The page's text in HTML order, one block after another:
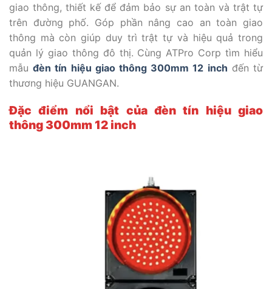
giao thông, thiết kế để đảm bảo sự an toàn và trật tự
trên đường phố. Góp phần nâng cao an toàn giao
thông mà còn giúp duy trì trật tự và hiệu quả trong
quản lý giao thông đô thị. Cùng ATPro Corp tìm hiểu
mẫuđèn tín hiệu giao thông 300mm 12 inch đến từ
thương hiệu GUANGAN.
Đặc điểm nổi bật của đèn tín hiệu giao
thông 300mm 12 inch